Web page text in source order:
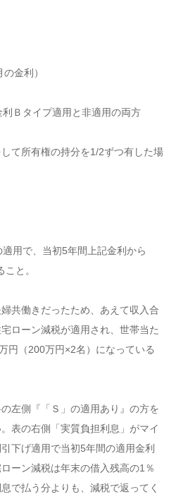
金利）
Ｂタイプ適用と非適用の両方
て所有権の持分を1/2ずつ有した場
用で、当初5年間上記金利から
と。
共働きだったため、あえて収入合
ローン減税が適用され、世帯当た
円（200万円×2名）になっている
左側『「Ｓ」の適用あり』の方を
表の右側「実質負担利息」がマイ
下げ適用で当初5年間の適用金利
ーン減税は年末の借入残高の1％
で払う分よりも、減税で返ってく